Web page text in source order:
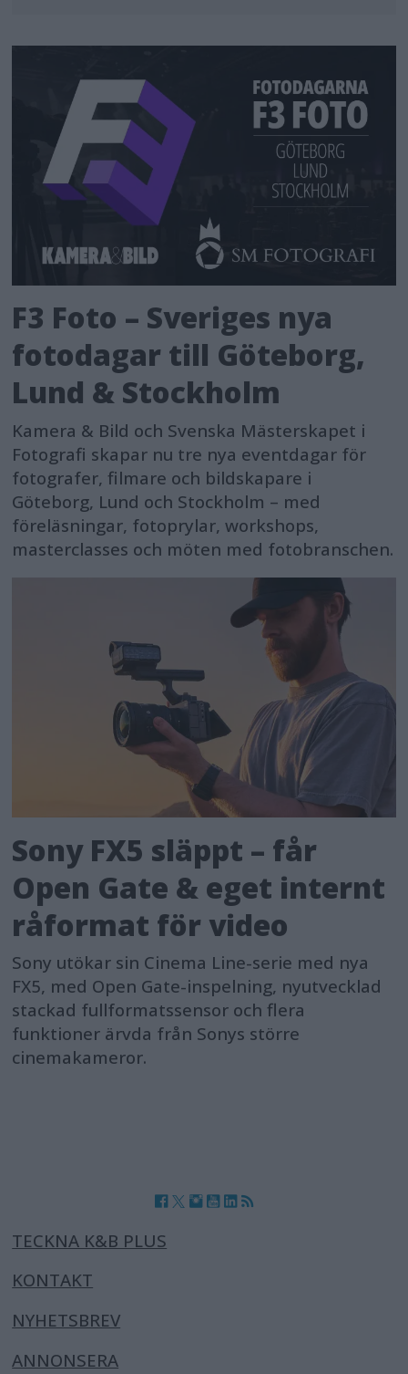
F3 Foto – Sveriges nya
fotodagar till Göteborg,
Lund & Stockholm
Kamera & Bild och Svenska Mästerskapet i
Fotografi skapar nu tre nya eventdagar för
fotografer, filmare och bildskapare i
Göteborg, Lund och Stockholm – med
föreläsningar, fotoprylar, workshops,
masterclasses och möten med fotobranschen.
Sony FX5 släppt – får
Open Gate & eget internt
råformat för video
Sony utökar sin Cinema Line-serie med nya
FX5, med Open Gate-inspelning, nyutvecklad
stackad fullformatssensor och flera
funktioner ärvda från Sonys större
cinemakameror.
TECKNA K&B PLUS
KONTAKT
NYHETSBREV
ANNONSERA